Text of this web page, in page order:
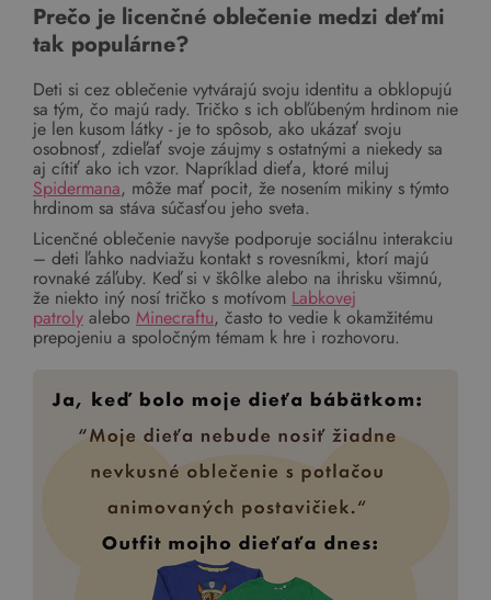
Prečo je licenčné oblečenie medzi deťmi
tak populárne?
Deti si cez oblečenie vytvárajú svoju identitu a obklopujú
sa tým, čo majú rady. Tričko s ich obľúbeným hrdinom nie
je len kusom látky - je to spôsob, ako ukázať svoju
osobnosť, zdieľať svoje záujmy s ostatnými a niekedy sa
aj cítiť ako ich vzor. Napríklad dieťa, ktoré miluj
Spidermana, môže mať pocit, že nosením mikiny s týmto
hrdinom sa stáva súčasťou jeho sveta.
Licenčné oblečenie navyše podporuje sociálnu interakciu
– deti ľahko nadviažu kontakt s rovesníkmi, ktorí majú
rovnaké záľuby. Keď si v škôlke alebo na ihrisku všimnú,
že niekto iný nosí tričko s motívom Labkovej
patroly alebo Minecraftu, často to vedie k okamžitému
prepojeniu a spoločným témam k hre i rozhovoru.